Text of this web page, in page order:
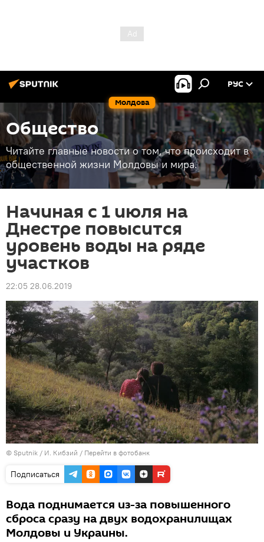
Молдова
РУС
Общество
Читайте главные новости о том, что происходит в
общественной жизни Молдовы и мира.
Начиная с 1 июля на
Днестре повысится
уровень воды на ряде
участков
22:05 28.06.2019
© Sputnik / И. Кибзий / Перейти в фотобанк
Подписаться
Вода поднимается из-за повышенного
сброса сразу на двух водохранилищах
Молдовы и Украины.